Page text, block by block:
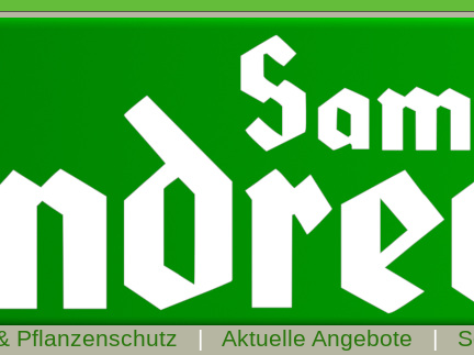
Pflanzenschutz | Aktuelle Angebote |